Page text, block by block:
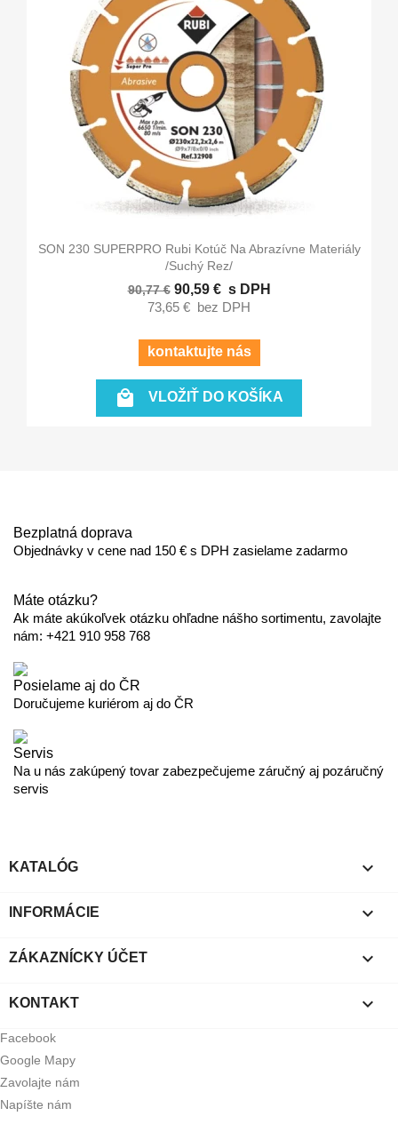
SON 230 SUPERPRO Rubi Kotúč Na Abrazívne Materiály
/suchý Rez/
90,77 € 90,59 € s DPH
73,65 € bez DPH
kontaktujte nás
 VLOŽIŤ DO KOŠÍKA
Bezplatná doprava
Objednávky v cene nad 150 € s DPH zasielame zadarmo
Máte otázku?
Ak máte akúkoľvek otázku ohľadne nášho sortimentu, zavolajte
nám: +421 910 958 768
Posielame aj do ČR
Doručujeme kuriérom aj do ČR
Servis
Na u nás zakúpený tovar zabezpečujeme záručný aj pozáručný
servis
KATALÓG 
INFORMÁCIE 
ZÁKAZNÍCKY ÚČET 
KONTAKT 
Facebook
Google Mapy
Zavolajte nám
Napíšte nám